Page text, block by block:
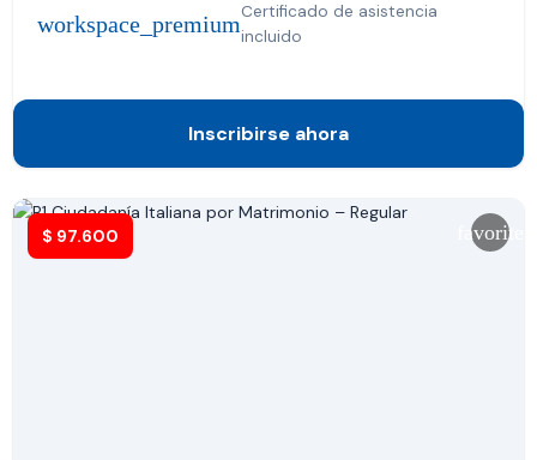
workspace_premiumCertificado de asistencia
incluido
Inscribirse ahora
$ 97.600 favorite